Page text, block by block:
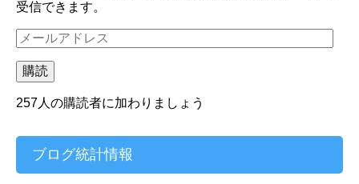
受信できます。
メ
ー
ル
ア
ド
ス
購読
257人の購読者に加わりましょう
ブログ統計情報